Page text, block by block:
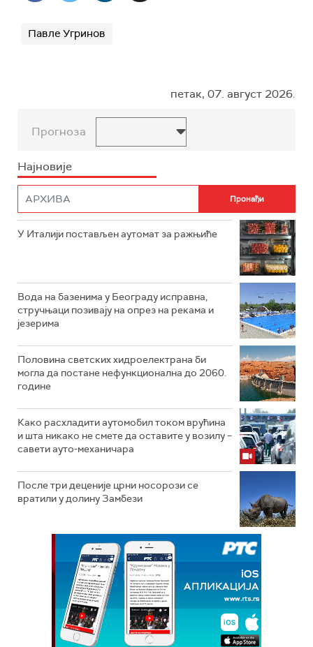
Павле Угринов
петак, 07. август 2026.
Прогноза
Најновије
У Италији постављен аутомат за ражњиће
Вода на базенима у Београду исправна,
стручњаци позивају на опрез на рекама и
језерима
Половина светских хидроелектрана би
могла да постане нефункционална до 2060.
године
Како расхладити аутомобил током врућина
и шта никако не смете да оставите у возилу –
савети ауто-механичара
После три деценије црни носорози се
вратили у долину Замбези